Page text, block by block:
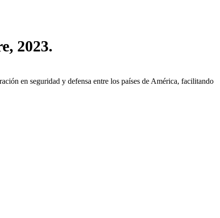
2023.
en seguridad y defensa entre los países de América, facilitando